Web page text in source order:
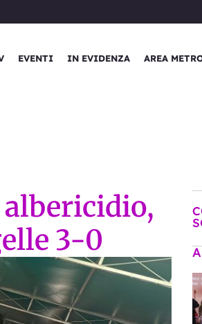
EVENTI IN EVIDENZA AREA
albericidio,
3-0